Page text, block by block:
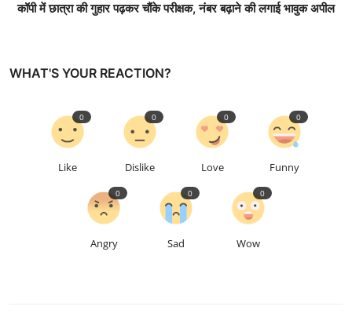
कॉपी में छात्रा की गुहार पढ़कर चौंके परीक्षक, नंबर बढ़ाने की लगाई भावुक अपील
WHAT'S YOUR REACTION?
Like
0
Dislike
0
Love
0
Funny
0
Angry
0
Sad
0
Wow
0